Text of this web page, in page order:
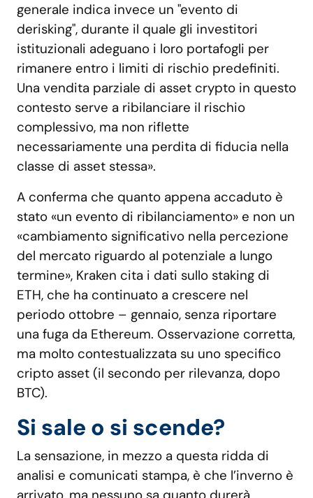
generale indica invece un "evento di
derisking", durante il quale gli investitori
istituzionali adeguano i loro portafogli per
rimanere entro i limiti di rischio predefiniti.
Una vendita parziale di asset crypto in questo
contesto serve a ribilanciare il rischio
complessivo, ma non riflette
necessariamente una perdita di fiducia nella
classe di asset stessa».
A conferma che quanto appena accaduto è
stato «un evento di ribilanciamento» e non un
«cambiamento significativo nella percezione
del mercato riguardo al potenziale a lungo
termine», Kraken cita i dati sullo staking di
ETH, che ha continuato a crescere nel
periodo ottobre – gennaio, senza riportare
una fuga da Ethereum. Osservazione corretta,
ma molto contestualizzata su uno specifico
cripto asset (il secondo per rilevanza, dopo
BTC).
Si sale o si scende?
La sensazione, in mezzo a questa ridda di
analisi e comunicati stampa, è che l’inverno è